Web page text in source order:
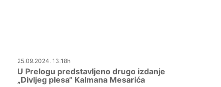
25.09.2024. 13:18h
U Prelogu predstavljeno drugo izdanje
„Divljeg plesa“ Kalmana Mesarića